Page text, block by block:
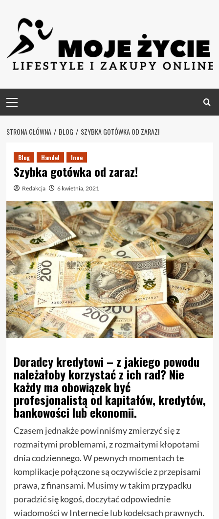
content
Menu
STRONA GŁÓWNA BLOG SZYBKA GOTÓWKA OD ZARAZ!
Blog Handel Inne
Szybka gotówka od zaraz!
Redakcja 6 kwietnia, 2021
Doradcy kredytowi – z jakiego powodu
należałoby korzystać z ich rad? Nie
każdy ma obowiązek być
profesjonalistą od kapitałów, kredytów,
bankowości lub ekonomii.
Czasem jednakże powinniśmy zmierzyć się z
rozmaitymi problemami, z rozmaitymi kłopotami
dnia codziennego. W pewnych momentach te
komplikacje połączone są oczywiście z przepisami
prawa, z finansami. Musimy w takim przypadku
poradzić się kogoś, doczytać odpowiednie
wiadomości w Internecie lub kodeksach prawnych.